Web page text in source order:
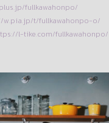
fullkawahonpo/
w.pia.jp/t/fullkawahonpo-o/
l-tike.com/fullkawahonpo/